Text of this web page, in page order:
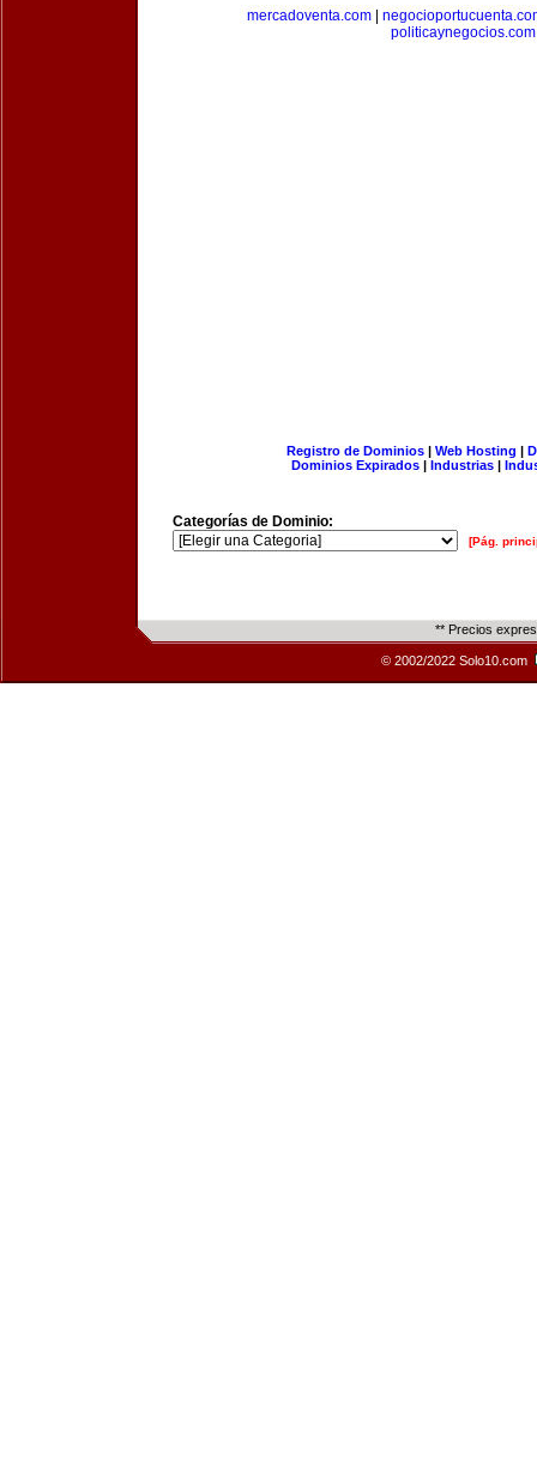
mercadoventa.com
politicaynegocios.com
Registro de Dominios| Web Hosting |
Dominios Expirados | Industrias |
Categorías de Dominio:
[Pág.
** Precios
© 2002/2022 Solo10.com